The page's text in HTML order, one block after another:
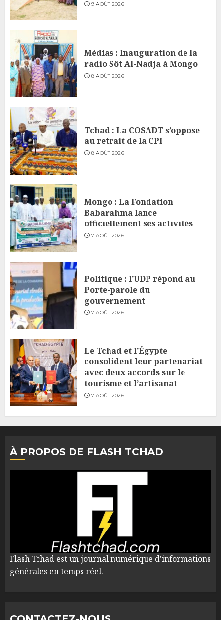
9 AOÛT 2026
Médias : Inauguration de la
radio Sôt Al-Nadja à Mongo
8 AOÛT 2026
Tchad : La COSADT s’oppose
au retrait de la CPI
8 AOÛT 2026
Mongo : La Fondation
Babarahma lance
officiellement ses activités
7 AOÛT 2026
Politique : l’UDP répond au
Porte-parole du
gouvernement
7 AOÛT 2026
Le Tchad et l’Égypte
consolident leur partenariat
avec deux accords sur le
tourisme et l’artisanat
7 AOÛT 2026
À PROPOS DE FLASH TCHAD
Flash Tchad est un journal numérique d'informations
générales en temps réel.